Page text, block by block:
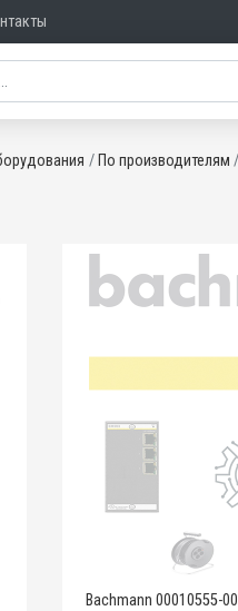
По производителям
Bachmann 00010555-00